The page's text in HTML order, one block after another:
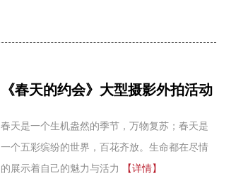
《春天的约会》大型摄影外拍活动
春天是一个生机盎然的季节，万物复苏；春天是
一个五彩缤纷的世界，百花齐放。生命都在尽情
的展示着自己的魅力与活力
【详情】